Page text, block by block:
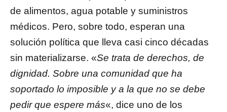
de alimentos, agua potable y suministros
médicos. Pero, sobre todo, esperan una
solución política que lleva casi cinco décadas
sin materializarse. «Se trata de derechos, de
dignidad. Sobre una comunidad que ha
soportado lo imposible y a la que no se debe
pedir que espere más«, dice uno de los